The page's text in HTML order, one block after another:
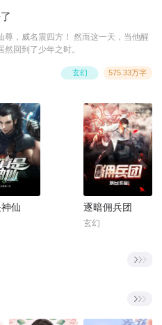
尊，威名震四方！ 然而这一天，当他醒
回到了少年之时。
575.33万字
玄幻
仙 逐暗佣兵团
玄幻